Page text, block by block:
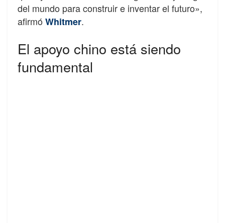
del mundo para construir e inventar el futuro»,
afirmó Whitmer.
El apoyo chino está siendo
fundamental